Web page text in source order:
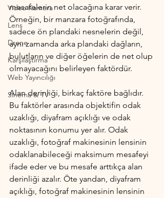
Video Kamera
Lens
Drone
Karşılaştırma
Web Yayıncılığı
Sinema & TV
mesafelerin net olacağına karar verir.
Örneğin, bir manzara fotoğrafında,
sadece ön plandaki nesnelerin değil,
aynı zamanda arka plandaki dağların,
bulutların ve diğer öğelerin de net olup
olmayacağını belirleyen faktördür.
Alan derinliği, birkaç faktöre bağlıdır.
Bu faktörler arasında objektifin odak
uzaklığı, diyafram açıklığı ve odak
noktasının konumu yer alır. Odak
uzaklığı, fotoğraf makinesinin lensinin
odaklanabileceği maksimum mesafeyi
ifade eder ve bu mesafe arttıkça alan
derinliği azalır. Öte yandan, diyafram
açıklığı, fotoğraf makinesinin lensinin